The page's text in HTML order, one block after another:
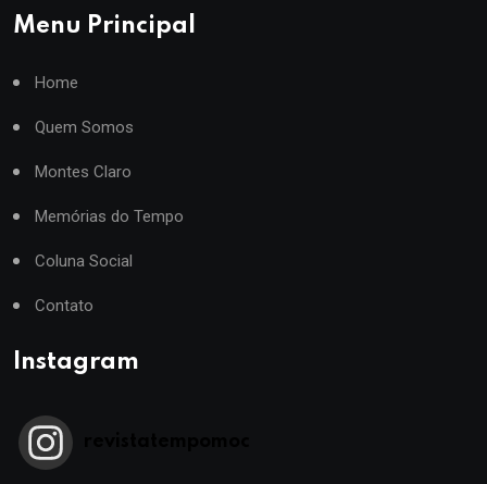
Menu Principal
Home
Quem Somos
Montes Claro
Memórias do Tempo
Coluna Social
Contato
Instagram